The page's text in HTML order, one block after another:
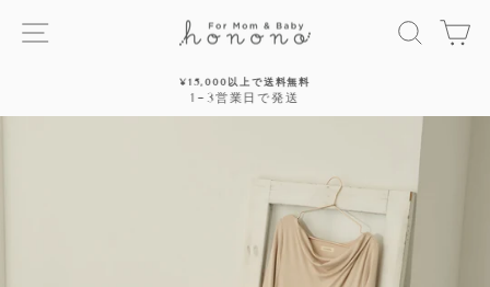
サイトナビゲーション 探す
停
止
¥15,000以上で送料無料
1~3営業日で発送